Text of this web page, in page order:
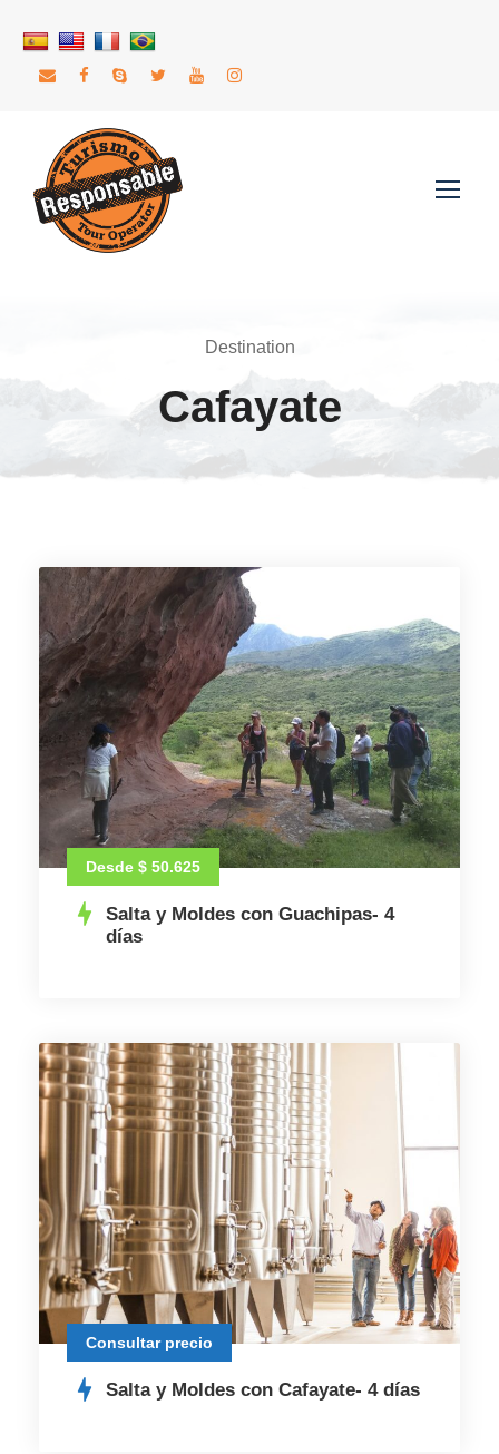
Destination
Cafayate
Desde $ 50.625
Salta y Moldes con Guachipas- 4
días
Consultar precio
Salta y Moldes con Cafayate- 4 días